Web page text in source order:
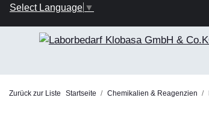
Select Language ▼
Zurück zur Liste Startseite Chemikalien & Reagenzien